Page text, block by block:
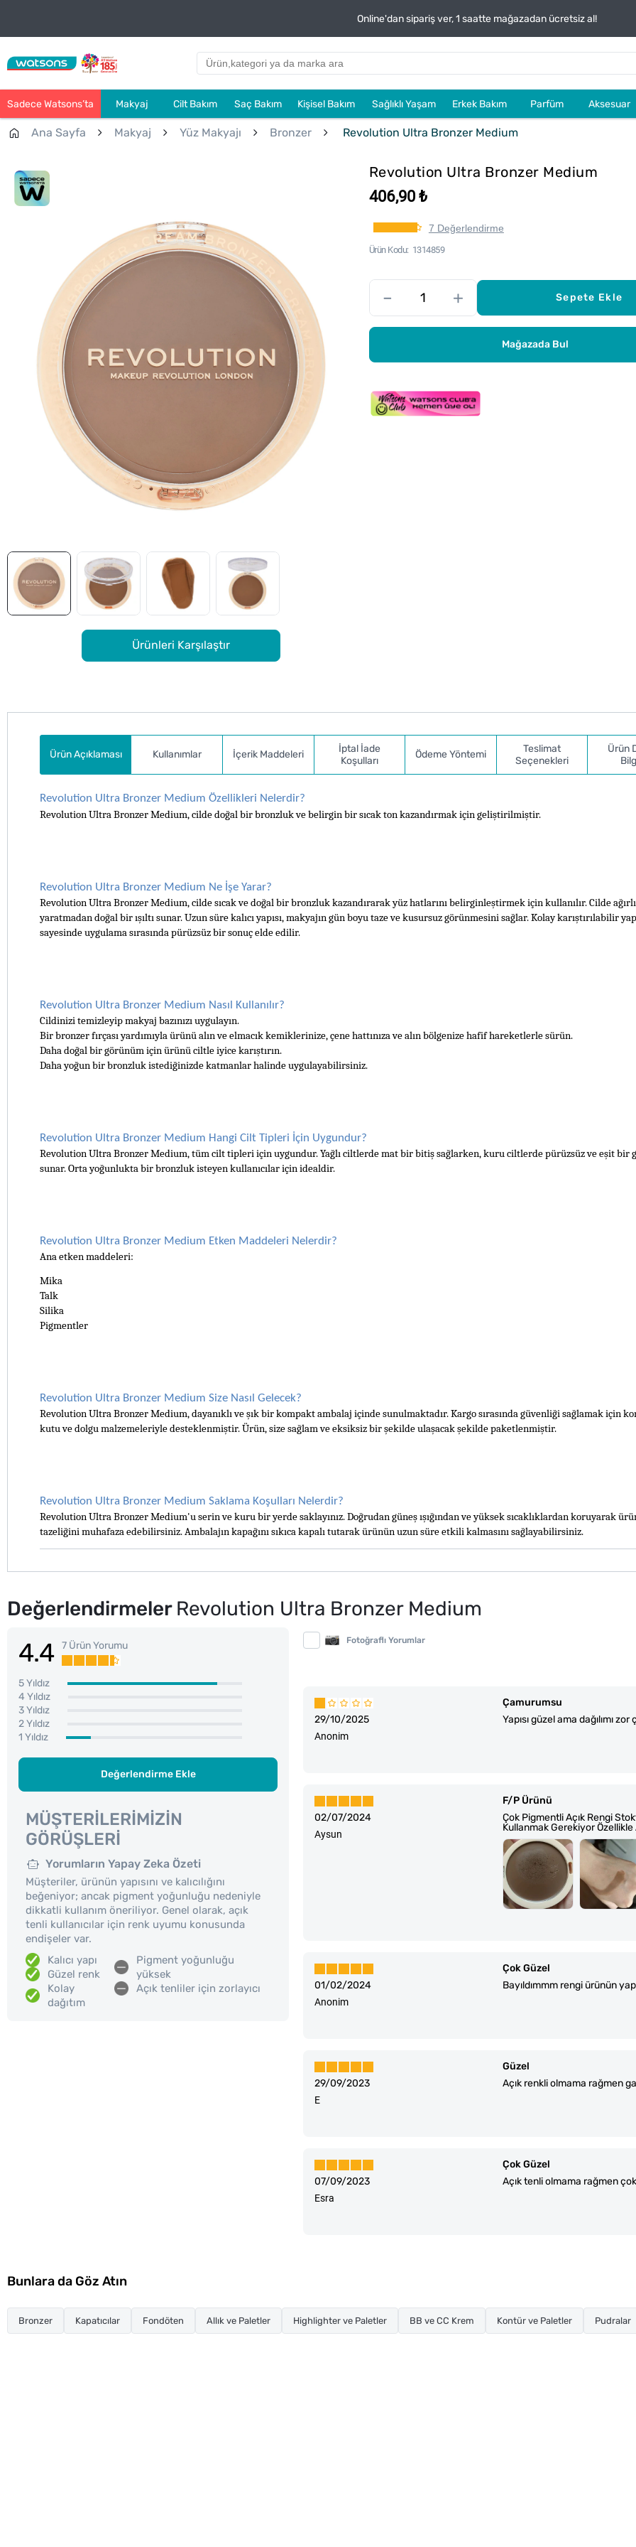
Online'dan sipariş ver, 1 saatte mağazadan ücretsiz al!
Sadece Watsons’ta Makyaj Cilt Bakım Saç Bakım Kişisel Bakım Sağlıklı Yaşam Erkek Bakım Parfüm Aksesuar
Ana Sayfa Makyaj Yüz Makyajı Bronzer Revolution Ultra Bronzer Medium
Ürünleri Karşılaştır
Revolution Ultra Bronzer Medium
406,90 ₺
7 Değerlendirme
Ürün Kodu 1314859
– + Sepete Ekle
Mağazada Bul
Ürün Açıklaması
Kullanımlar İçerik Maddeleri
İptal İade
Koşulları
Ödeme Yöntemi
Teslimat
Seçenekleri
Ürün
Revolution Ultra Bronzer Medium Özellikleri Nelerdir?
Revolution Ultra Bronzer Medium, cilde doğal bir bronzluk ve belirgin bir sıcak ton kazandırmak için geliştirilmiştir.
Revolution Ultra Bronzer Medium Ne İşe Yarar?
Revolution Ultra Bronzer Medium, cilde sıcak ve doğal bir bronzluk kazandırarak yüz hatlarını belirginleştirmek için kullanılır. Cilde
yaratmadan doğal bir ışıltı sunar. Uzun süre kalıcı yapısı, makyajın gün boyu taze ve kusursuz görünmesini sağlar. Kolay karıştırılabilir
sayesinde uygulama sırasında pürüzsüz bir sonuç elde edilir.
Revolution Ultra Bronzer Medium Nasıl Kullanılır?
Cildinizi temizleyip makyaj bazınızı uygulayın.
Bir bronzer fırçası yardımıyla ürünü alın ve elmacık kemiklerinize, çene hattınıza ve alın bölgenize hafif hareketlerle sürün.
Daha doğal bir görünüm için ürünü ciltle iyice karıştırın.
Daha yoğun bir bronzluk istediğinizde katmanlar halinde uygulayabilirsiniz.
Revolution Ultra Bronzer Medium Hangi Cilt Tipleri İçin Uygundur?
Revolution Ultra Bronzer Medium, tüm cilt tipleri için uygundur. Yağlı ciltlerde mat bir bitiş sağlarken, kuru ciltlerde pürüzsüz ve eşit bir
sunar. Orta yoğunlukta bir bronzluk isteyen kullanıcılar için idealdir.
Revolution Ultra Bronzer Medium Etken Maddeleri Nelerdir?
Ana etken maddeleri:
Mika
Talk
Silika
Pigmentler
Revolution Ultra Bronzer Medium Size Nasıl Gelecek?
Revolution Ultra Bronzer Medium, dayanıklı ve şık bir kompakt ambalaj içinde sunulmaktadır. Kargo sırasında güvenliği sağlamak için
kutu ve dolgu malzemeleriyle desteklenmiştir. Ürün, size sağlam ve eksiksiz bir şekilde ulaşacak şekilde paketlenmiştir.
Revolution Ultra Bronzer Medium Saklama Koşulları Nelerdir?
Revolution Ultra Bronzer Medium'u serin ve kuru bir yerde saklayınız. Doğrudan güneş ışığından ve yüksek sıcaklıklardan koruyarak
tazeliğini muhafaza edebilirsiniz. Ambalajın kapağını sıkıca kapalı tutarak ürünün uzun süre etkili kalmasını sağlayabilirsiniz.
Değerlendirmeler Revolution Ultra Bronzer Medium
4.4 7 Ürün Yorumu
5 Yıldız
4 Yıldız
3 Yıldız
2 Yıldız
1 Yıldız
Değerlendirme Ekle
MÜŞTERILERIMIZIN
GÖRÜŞLERI
Yorumların Yapay Zeka Özeti
Müşteriler, ürünün yapısını ve kalıcılığını
beğeniyor; ancak pigment yoğunluğu nedeniyle
dikkatli kullanım öneriliyor. Genel olarak, açık
tenli kullanıcılar için renk uyumu konusunda
endişeler var.
Kalıcı yapı
Güzel renk
Kolay
dağıtım
Pigment yoğunluğu
yüksek
Açık tenliler için zorlayıcı
Fotoğraflı Yorumlar
29/10/2025
Çamurumsu
Yapısı güzel ama dağılımı
Anonim
02/07/2024
F/P Ürünü
Çok Pigmentli Açık Rengi
Kullanmak Gerekiyor Özellikle
Aysun
01/02/2024
Çok Güzel
Bayıldımmm rengi ürünün
Anonim
29/09/2023
Güzel
Açık renkli olmama rağmen
E
07/09/2023
Çok Güzel
Açık tenli olmama rağmen çok
Esra
Bunlara da Göz Atın
Bronzer Kapatıcılar Fondöten Allık ve Paletler Highlighter ve Paletler BB ve CC Krem Kontür ve Paletler Pudralar